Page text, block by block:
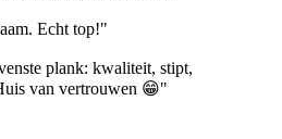
Echt top!"
plank: kwaliteit, stipt,
van vertrouwen 😁"